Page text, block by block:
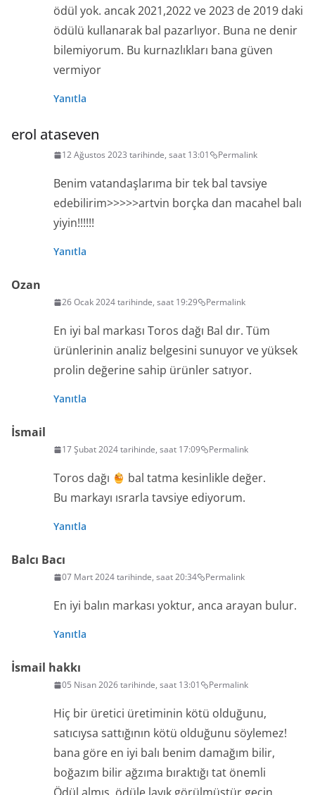
ödül yok. ancak 2021,2022 ve 2023 de 2019 daki
ödülü kullanarak bal pazarlıyor. Buna ne denir
bilemiyorum. Bu kurnazlıkları bana güven
vermiyor
Yanıtla
erol ataseven
12 Ağustos 2023 tarihinde, saat 13:01 Permalink
Benim vatandaşlarıma bir tek bal tavsiye
edebilirim>>>>>artvin borçka dan macahel balı
yiyin!!!!!!
Yanıtla
Ozan
26 Ocak 2024 tarihinde, saat 19:29 Permalink
En iyi bal markası Toros dağı Bal dır. Tüm
ürünlerinin analiz belgesini sunuyor ve yüksek
prolin değerine sahip ürünler satıyor.
Yanıtla
İsmail
17 Şubat 2024 tarihinde, saat 17:09 Permalink
Toros dağı
bal tatma kesinlikle değer.
Bu markayı ısrarla tavsiye ediyorum.
Yanıtla
Balcı Bacı
07 Mart 2024 tarihinde, saat 20:34 Permalink
En iyi balın markası yoktur, anca arayan bulur.
Yanıtla
İsmail hakkı
05 Nisan 2026 tarihinde, saat 13:01 Permalink
Hiç bir üretici üretiminin kötü olduğunu,
satıcıysa sattığının kötü olduğunu söylemez!
bana göre en iyi balı benim damağım bilir,
boğazım bilir ağzıma bıraktığı tat önemli